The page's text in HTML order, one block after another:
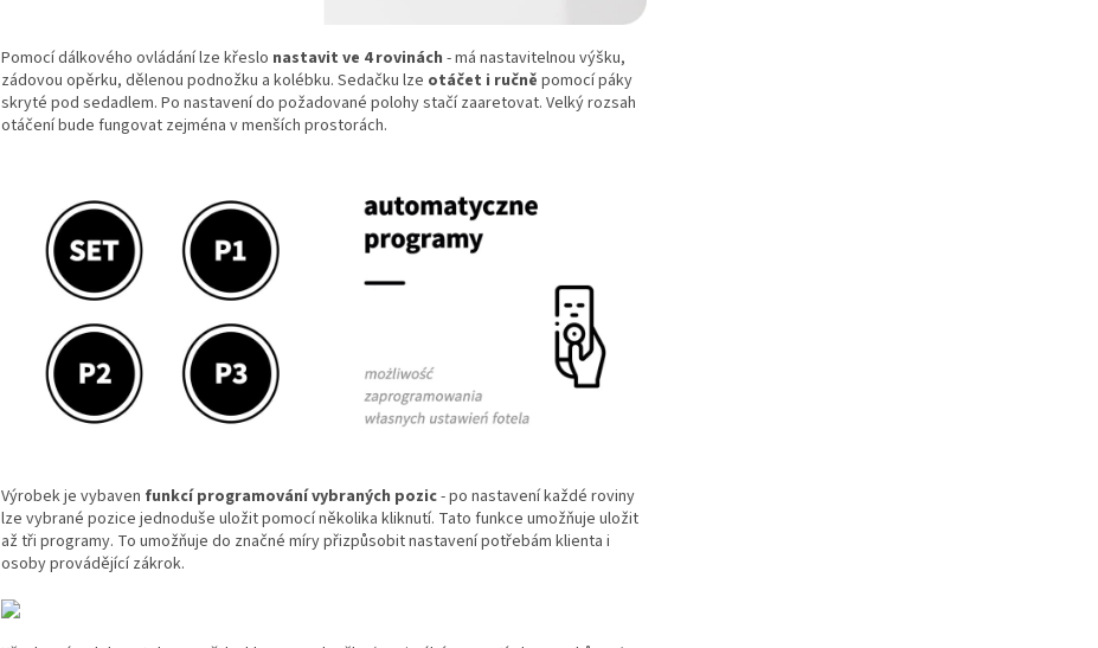
Pomocí dálkového ovládání lze křeslo nastavit ve 4 rovinách - má nastavitelnou výšku,
zádovou opěrku, dělenou podnožku a kolébku. Sedačku lze otáčet i ručně pomocí páky
skryté pod sedadlem. Po nastavení do požadované polohy stačí zaaretovat. Velký rozsah
otáčení bude fungovat zejména v menších prostorách.
Výrobek je vybaven funkcí programování vybraných pozic- po nastavení každé roviny
lze vybrané pozice jednoduše uložit pomocí několika kliknutí. Tato funkce umožňuje uložit
až tři programy. To umožňuje do značné míry přizpůsobit nastavení potřebám klienta i
osoby provádějící zákrok.